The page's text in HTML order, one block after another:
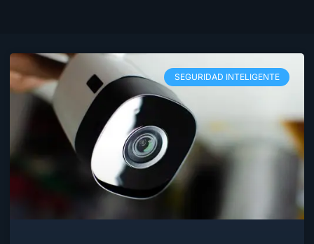
SEGURIDAD INTELIGENTE